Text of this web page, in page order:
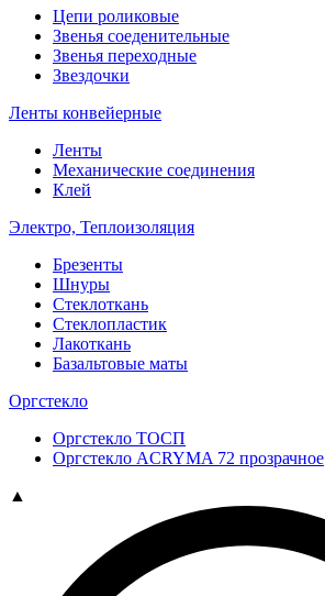
Цепи роликовые
Звенья соеденительные
Звенья переходные
Звездочки
Ленты конвейерные
Ленты
Механические соединения
Клей
Электро, Теплоизоляция
Брезенты
Шнуры
Стеклоткань
Стеклопластик
Лакоткань
Базальтовые маты
Оргстекло
Оргстекло ТОСП
Оргстекло ACRYMA 72 прозрачное
▲